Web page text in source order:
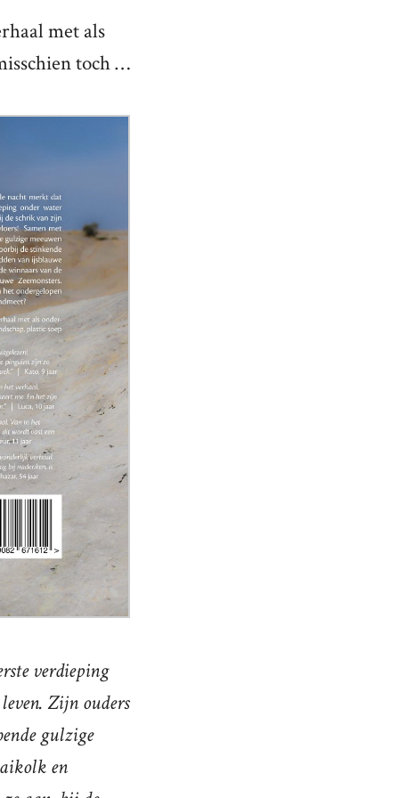
met als
toch …
verdieping
Zijn ouders
gulzige
en